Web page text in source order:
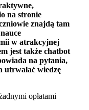
na stronie
znajdą tam
w atrakcyjnej
jest także chatbot
na pytania,
utrwalać wiedzę
opłatami